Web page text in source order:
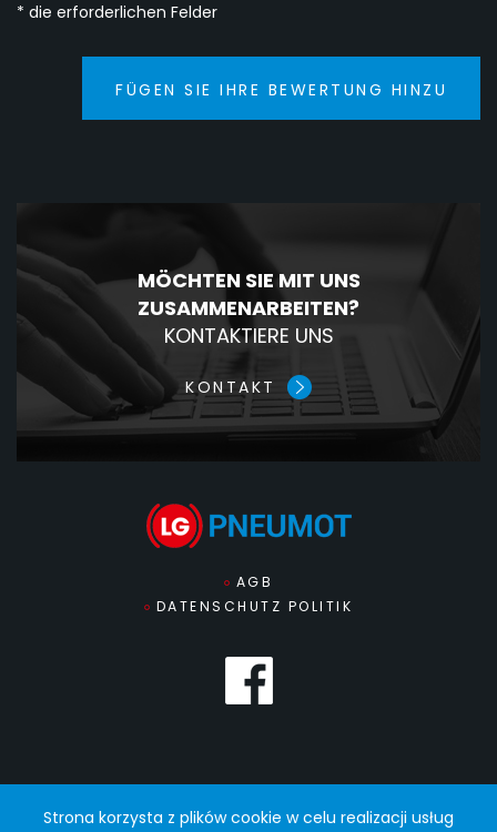
Strona korzysta z plików cookie w celu realizacji usług
* die erforderlichen Felder
FÜGEN SIE IHRE BEWERTUNG HINZU
MÖCHTEN SIE MIT UNS
ZUSAMMENARBEITEN?
KONTAKTIERE UNS
KONTAKT
AGB
DATENSCHUTZ POLITIK